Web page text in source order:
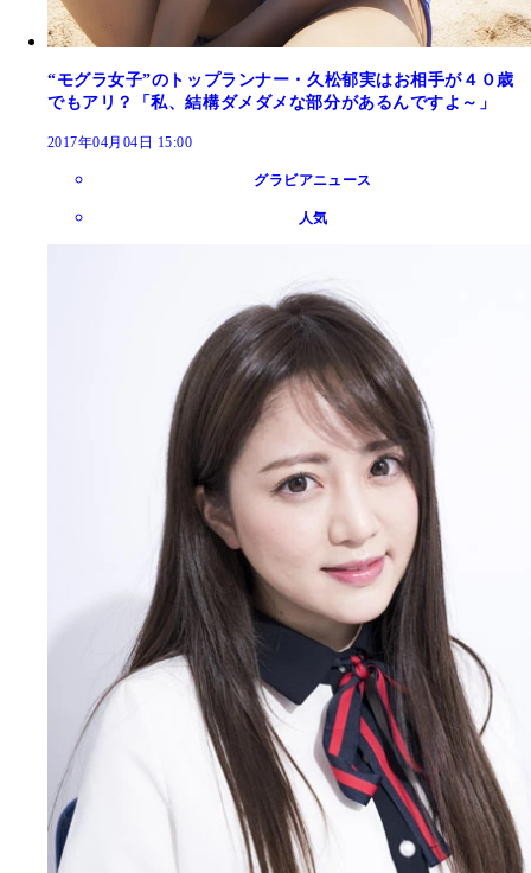
“モグラ女子”のトップランナー・久松郁実はお相手が４０歳
でもアリ？「私、結構ダメダメな部分があるんですよ～」
2017年04月04日 15:00
グラビアニュース
人気